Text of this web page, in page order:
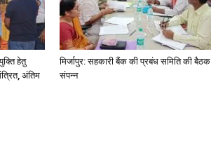
हेतु
अंतिम
मिर्जापुर: सहकारी बैंक की प्रबंध समिति की बैठक
संपन्न